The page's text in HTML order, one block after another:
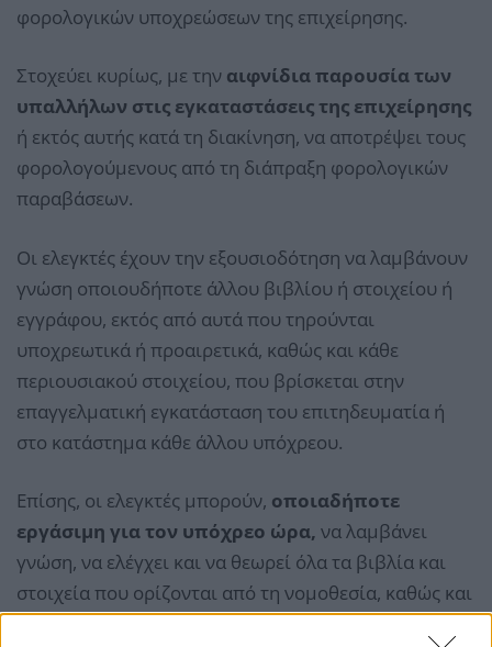
φορολογικών υποχρεώσεων της επιχείρησης.
Στοχεύει κυρίως, με την αιφνίδια παρουσία των
υπαλλήλων στις εγκαταστάσεις της επιχείρησης
ή εκτός αυτής κατά τη διακίνηση, να αποτρέψει τους
φορολογούμενους από τη διάπραξη φορολογικών
παραβάσεων.
Οι ελεγκτές έχουν την εξουσιοδότηση να λαμβάνουν
γνώση οποιουδήποτε άλλου βιβλίου ή στοιχείου ή
εγγράφου, εκτός από αυτά που τηρούνται
υποχρεωτικά ή προαιρετικά, καθώς και κάθε
περιουσιακού στοιχείου, που βρίσκεται στην
επαγγελματική εγκατάσταση του επιτηδευματία ή
στο κατάστημα κάθε άλλου υπόχρεου.
Επίσης, οι ελεγκτές μπορούν, οποιαδήποτε
εργάσιμη για τον υπόχρεο ώρα, να λαμβάνει
γνώση, να ελέγχει και να θεωρεί όλα τα βιβλία και
στοιχεία που ορίζονται από τη νομοθεσία, καθώς και
αυτά που τηρούνται προαιρετικά από τον υπόχρεο